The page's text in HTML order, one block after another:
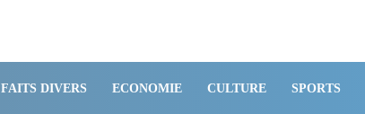
FAITS DIVERS ECONOMIE CULTURE SPORTS